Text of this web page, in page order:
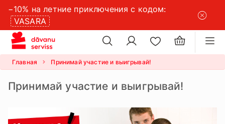
−10% на летние приключения с кодом:
VASARA
×
Главная Принимай участие и выигрывай!
Принимай участие и выигрывай!
настройки файлов cookie ×